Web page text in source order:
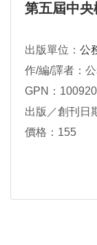
第五屆中
出版單位： 公
作/編/譯者：
GPN：
出版／創刊日
價格：155